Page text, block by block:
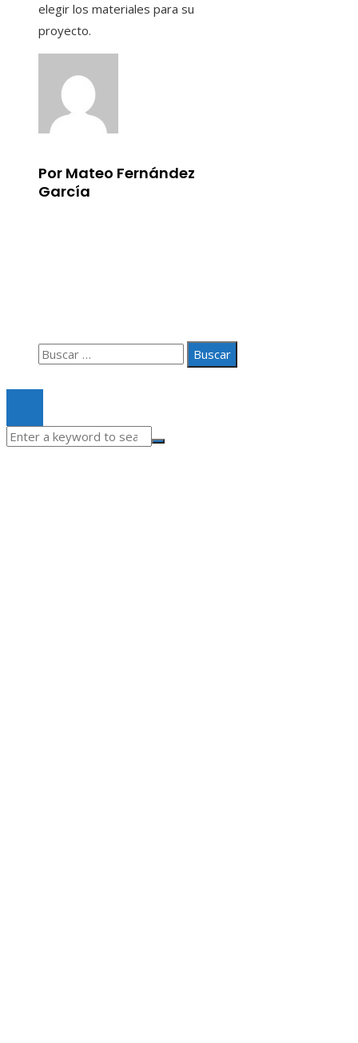
elegir los materiales para su
proyecto.
Por Mateo Fernández
García
Buscar: